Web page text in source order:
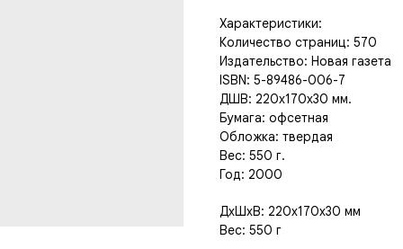
Характеристики:
Количество страниц: 570
Издательство: Новая газета
ISBN: 5-89486-006-7
ДШВ: 220x170x30 мм.
Бумага: офсетная
Обложка: твердая
Вес: 550 г.
Год: 2000
ДxШxВ: 220x170x30 мм
Вес: 550 г